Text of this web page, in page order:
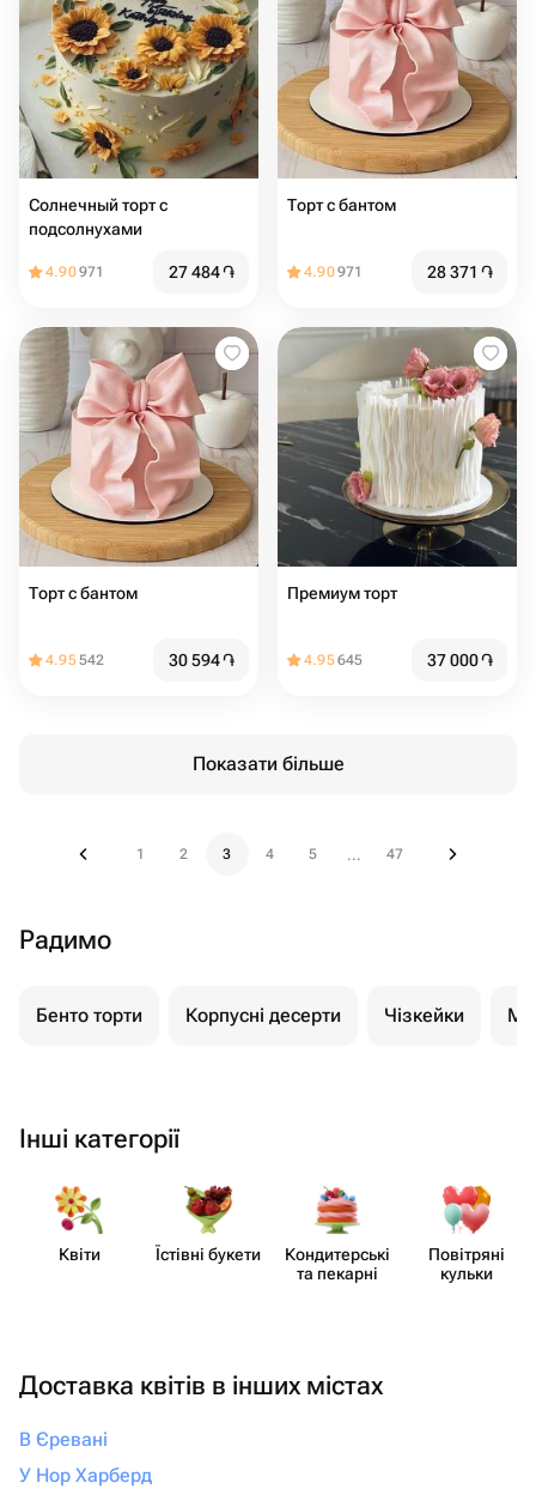
Солнечный торт с
подсолнухами
4.90971 27 484֏
Торт с бантом
4.90971 28 371 ֏
Торт с бантом
4.95542 30 594֏
Премиум торт
4.95645 37 000֏
Показати більше
1 2 3 4 5 ... 47
Радимо
Бенто торти Корпусні десерти Чізкейки
Інші категорії
Квіти Їстівні букети
Кондит​ерські
та пекарні
Повітряні
кульки
Доставка квітів в інших містах
В Єревані
У Нор Харберд